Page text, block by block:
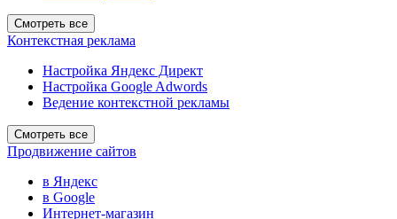
Смотреть все
Контекстная реклама
Настройка Яндекс Директ
Настройка Google Adwords
Ведение контекстной рекламы
Смотреть все
Продвижение сайтов
в Яндекс
в Google
Интернет-магазин